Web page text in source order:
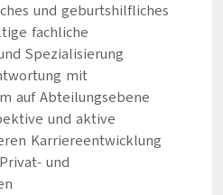
und geburtshilfliches
fachliche
Spezialisierung
mit
auf Abteilungsebene
und aktive
Karriereentwicklung
und